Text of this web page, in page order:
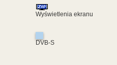
Wyświetlenia ekranu
DVB-S